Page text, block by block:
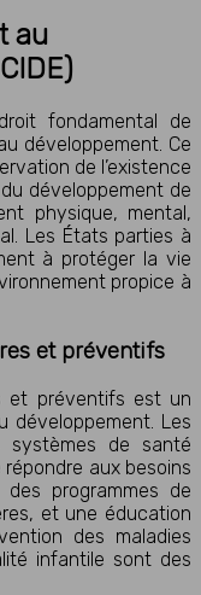
au
fondamental de
développement. Ce
de l’existence
développement de
physique, mental,
Les États parties à
à protéger la vie
propice à
et préventifs
et préventifs est un
Les
de santé
aux besoins
programmes de
et une éducation
des maladies
infantile sont des